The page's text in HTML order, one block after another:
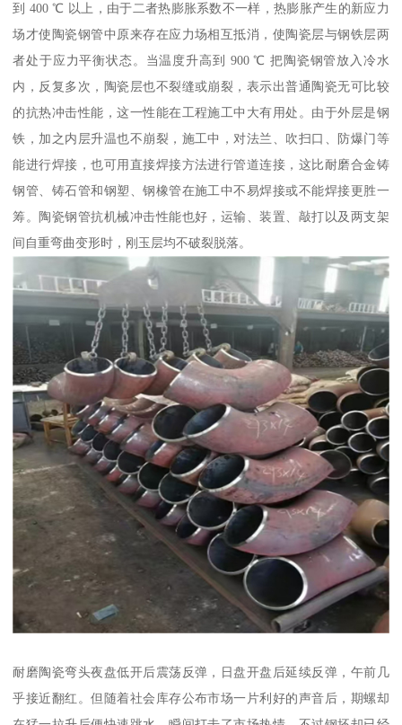
到 400 ℃ 以上，由于二者热膨胀系数不一样，热膨胀产生的新应力
场才使陶瓷钢管中原来存在应力场相互抵消，使陶瓷层与钢铁层两
者处于应力平衡状态。当温度升高到 900 ℃ 把陶瓷钢管放入冷水
内，反复多次，陶瓷层也不裂缝或崩裂，表示出普通陶瓷无可比较
的抗热冲击性能，这一性能在工程施工中大有用处。由于外层是钢
铁，加之内层升温也不崩裂，施工中，对法兰、吹扫口、防爆门等
能进行焊接，也可用直接焊接方法进行管道连接，这比耐磨合金铸
钢管、铸石管和钢塑、钢橡管在施工中不易焊接或不能焊接更胜一
筹。陶瓷钢管抗机械冲击性能也好，运输、装置、敲打以及两支架
间自重弯曲变形时，刚玉层均不破裂脱落。
耐磨陶瓷弯头夜盘低开后震荡反弹，日盘开盘后延续反弹，午前几
乎接近翻红。但随着社会库存公布市场一片利好的声音后，期螺却